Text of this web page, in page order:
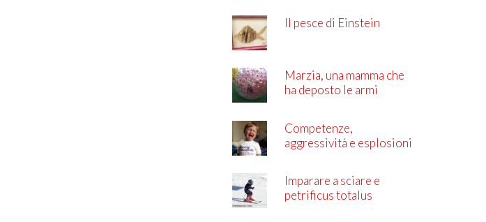
Il pesce di Einstein
Marzia, una mamma che
ha deposto le armi
Competenze,
aggressività e esplosioni
Imparare a sciare e
petrificus totalus